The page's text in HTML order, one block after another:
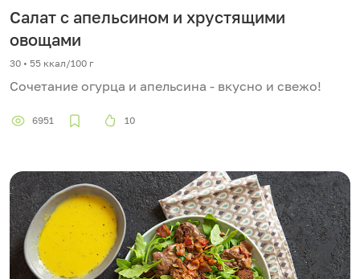
Салат с апельсином и хрустящими
овощами
30 • 55 ккал/100 г
Сочетание огурца и апельсина - вкусно и свежо!
6951 10